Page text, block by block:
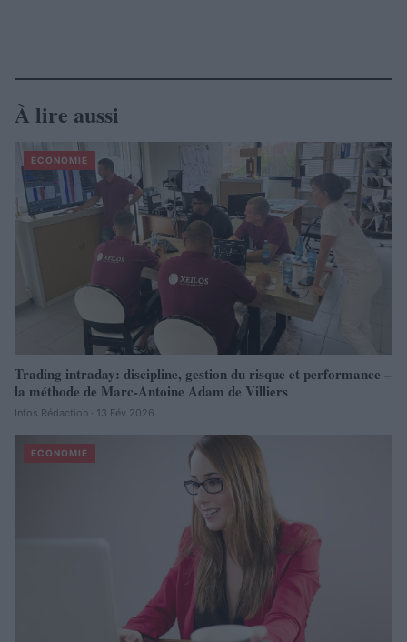
À lire aussi
ECONOMIE
Trading intraday: discipline, gestion du risque et performance –
la méthode de Marc-Antoine Adam de Villiers
Infos Rédaction · 13 Fév 2026
ECONOMIE